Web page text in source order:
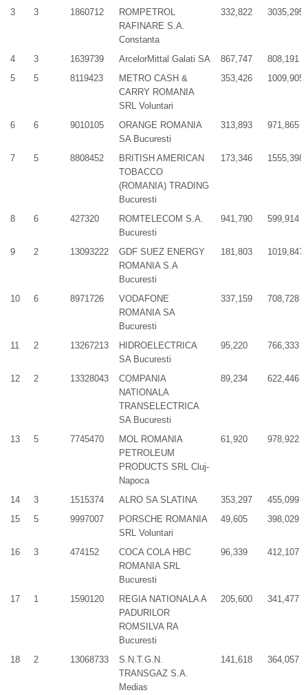
3 3 1860712
ROMPETROL
RAFINARE S.A.
Constanta
332,822 3035,295
4 3 1639739 ArcelorMittal Galati SA 867,747
808,191
5
5 8119423
METRO CASH &
CARRY ROMANIA
SRL Voluntari
353,426 1009,905
6 6 9010105
ORANGE ROMANIA
SA Bucuresti
313,893 971,865
7 5 8808452
BRITISH AMERICAN
TOBACCO
(ROMANIA) TRADING
Bucuresti
173,346 1555,398
8 6 427320
ROMTELECOM S.A.
Bucuresti
941,790 599,914
9 2 13093222
GDF SUEZ ENERGY
ROMANIA S.A
Bucuresti
181,803 1019,847
10 6 8971726
VODAFONE
ROMANIA SA
Bucuresti
337,159 708,728
11 2 13267213
HIDROELECTRICA
SA Bucuresti
95,220 766,333
12 2 13328043
COMPANIA
NATIONALA
TRANSELECTRICA
SA Bucuresti
89,234 622,446
13 5 7745470
MOL ROMANIA
PETROLEUM
PRODUCTS SRL Cluj-
Napoca
61,920 978,922
14 3 1515374 ALRO SA SLATINA 353,297
455,099
15
5 9997007
PORSCHE ROMANIA
SRL Voluntari
49,605 398,029
16 3 474152
COCA COLA HBC
ROMANIA SRL
Bucuresti
96,339 412,107
17 1 1590120
REGIA NATIONALA A
PADURILOR
ROMSILVA RA
Bucuresti
205,600 341,477
18 2 13068733
S.N.T.G.N.
TRANSGAZ S.A.
Medias
141,618 364,057